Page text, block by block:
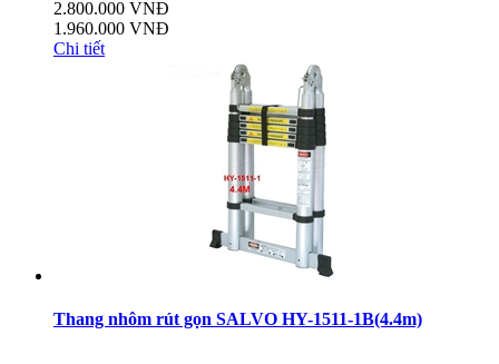
2.800.000 VNĐ
1.960.000 VNĐ
Chi tiết
Thang nhôm rút gọn SALVO HY-1511-1B(4.4m)